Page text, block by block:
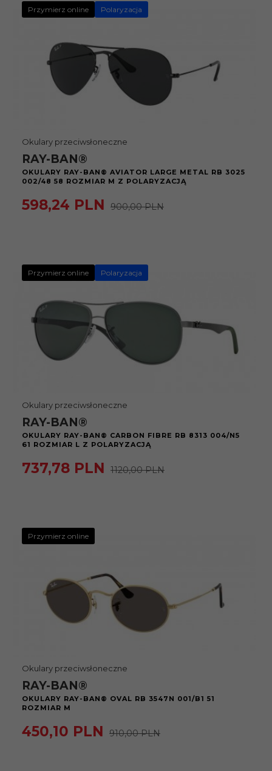
Przymierz online Polaryzacja
Okulary przeciwsłoneczne
RAY-BAN®
OKULARY RAY-BAN® AVIATOR LARGE METAL RB 3025
002/48 58 ROZMIAR M Z POLARYZACJĄ
598,24 PLN 900,00 PLN
Przymierz online Polaryzacja
Okulary przeciwsłoneczne
RAY-BAN®
OKULARY RAY-BAN® CARBON FIBRE RB 8313 004/N5
61 ROZMIAR L Z POLARYZACJĄ
737,78 PLN 1120,00 PLN
Przymierz online
Okulary przeciwsłoneczne
RAY-BAN®
OKULARY RAY-BAN® OVAL RB 3547N 001/B1 51
ROZMIAR M
450,10 PLN 910,00 PLN